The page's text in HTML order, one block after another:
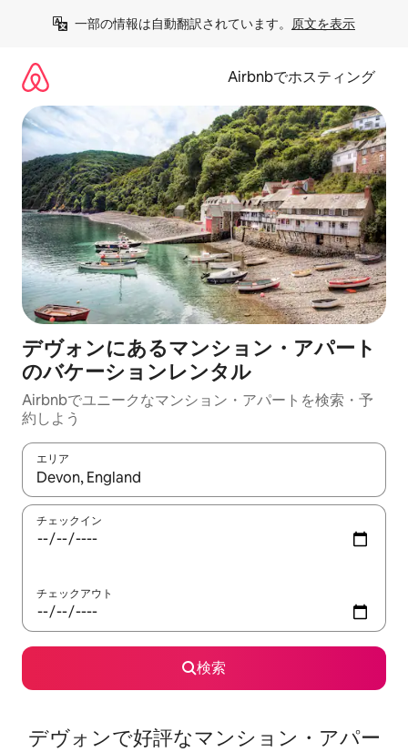
一部の情報は自動翻訳されています。 原文を表示
Airbnbでホスティング
デヴォンにあるマンション・アパート
のバケーションレンタル
Airbnbでユニークなマンション・アパートを検索・予
約しよう
エリア
検索結果が表示されたら、上下の矢印キーを使って移動するか
チェックイン
チェックアウト
検索
デヴォンで好評なマンション・アパー